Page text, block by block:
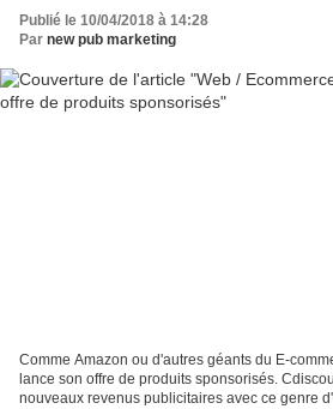
Publié le 10/04/2018 à 14:28
Par new pub marketing
Comme Amazon ou d'autres géants du E-
lance son offre de produits sponsorisés.
nouveaux revenus publicitaires avec ce genre